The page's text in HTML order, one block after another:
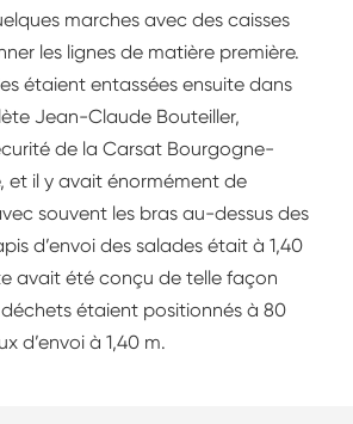
marches avec des caisses
les lignes de matière première.
étaient entassées ensuite dans
Jean-Claude Bouteiller,
de la Carsat Bourgogne-
et il y avait énormément de
souvent les bras au-dessus des
d’envoi des salades était à 1,40
avait été conçu de telle façon
étaient positionnés à 80
d’envoi à 1,40 m.